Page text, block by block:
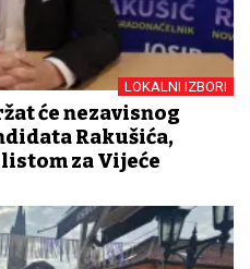
LOKALNI IZBORI
će nezavisnog
Rakušića,
za Vijeće